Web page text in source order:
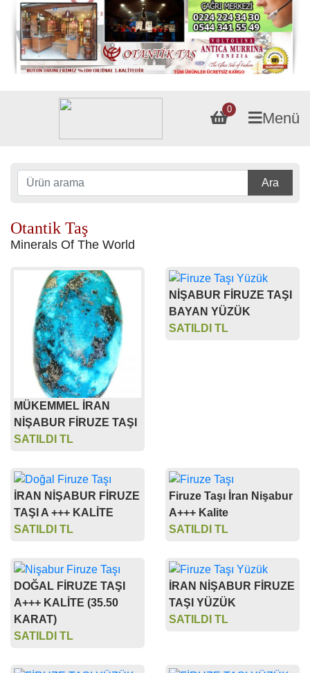
0
Menü
Ara
Otantik Taş
Minerals Of The World
MÜKEMMEL İRAN
NİŞABUR FİRUZE TAŞI
SATILDI TL
NİŞABUR FİRUZE TAŞI
BAYAN YÜZÜK
SATILDI TL
İRAN NİŞABUR FİRUZE
TAŞI A +++ KALİTE
SATILDI TL
Firuze Taşı İran Nişabur
A+++ Kalite
SATILDI TL
DOĞAL FİRUZE TAŞI
A+++ KALİTE (35.50
KARAT)
SATILDI TL
İRAN NİŞABUR FİRUZE
TAŞI YÜZÜK
SATILDI TL